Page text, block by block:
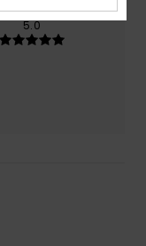
Materiaal
5.0